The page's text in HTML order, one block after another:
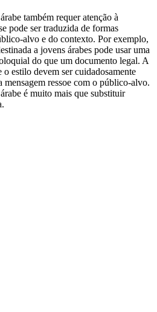
também requer atenção à
pode ser traduzida de formas
alvo e do contexto. Por exemplo,
a jovens árabes pode usar uma
do que um documento legal. A
o estilo devem ser cuidadosamente
mensagem ressoe com o público-alvo.
é muito mais que substituir